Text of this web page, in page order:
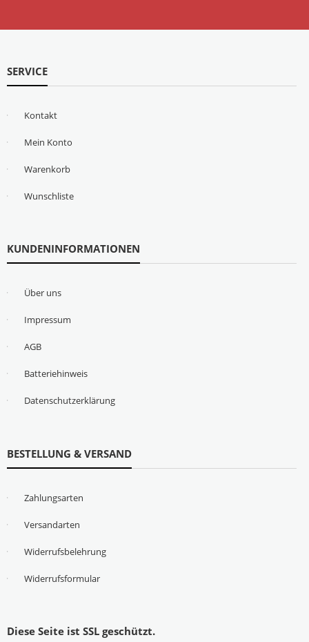
SERVICE
Kontakt
Mein Konto
Warenkorb
Wunschliste
KUNDENINFORMATIONEN
Über uns
Impressum
AGB
Batteriehinweis
Datenschutzerklärung
BESTELLUNG & VERSAND
Zahlungsarten
Versandarten
Widerrufsbelehrung
Widerrufsformular
Diese Seite ist SSL geschützt.